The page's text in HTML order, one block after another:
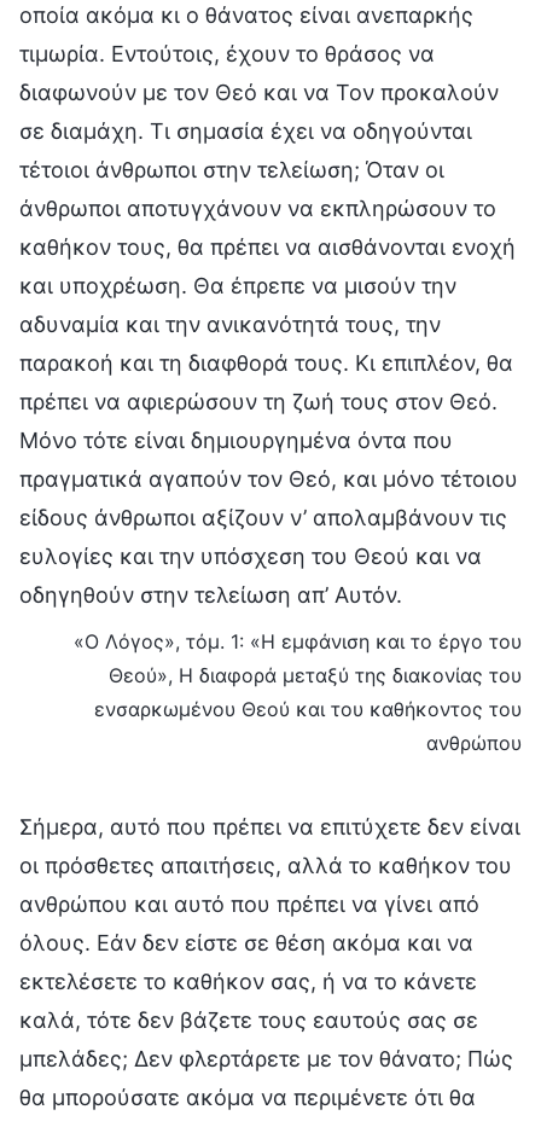
οποία ακόμα κι ο θάνατος είναι ανεπαρκής
τιμωρία. Εντούτοις, έχουν το θράσος να
διαφωνούν με τον Θεό και να Τον προκαλούν
σε διαμάχη. Τι σημασία έχει να οδηγούνται
τέτοιοι άνθρωποι στην τελείωση; Όταν οι
άνθρωποι αποτυγχάνουν να εκπληρώσουν το
καθήκον τους, θα πρέπει να αισθάνονται ενοχή
και υποχρέωση. Θα έπρεπε να μισούν την
αδυναμία και την ανικανότητά τους, την
παρακοή και τη διαφθορά τους. Κι επιπλέον, θα
πρέπει να αφιερώσουν τη ζωή τους στον Θεό.
Μόνο τότε είναι δημιουργημένα όντα που
πραγματικά αγαπούν τον Θεό, και μόνο τέτοιου
είδους άνθρωποι αξίζουν ν’ απολαμβάνουν τις
ευλογίες και την υπόσχεση του Θεού και να
οδηγηθούν στην τελείωση απ’ Αυτόν.
«Ο Λόγος», τόμ. 1: «Η εμφάνιση και το έργο του
Θεού», Η διαφορά μεταξύ της διακονίας του
ενσαρκωμένου Θεού και του καθήκοντος του
ανθρώπου
Σήμερα, αυτό που πρέπει να επιτύχετε δεν είναι
οι πρόσθετες απαιτήσεις, αλλά το καθήκον του
ανθρώπου και αυτό που πρέπει να γίνει από
όλους. Εάν δεν είστε σε θέση ακόμα και να
εκτελέσετε το καθήκον σας, ή να το κάνετε
καλά, τότε δεν βάζετε τους εαυτούς σας σε
μπελάδες; Δεν φλερτάρετε με τον θάνατο; Πώς
θα μπορούσατε ακόμα να περιμένετε ότι θα